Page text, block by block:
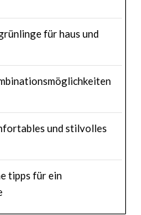
für haus und
und stilvolles
tipps für ein